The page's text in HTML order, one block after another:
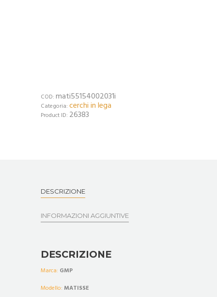
COD: mati55154002031i
Categoria: cerchi in lega
Product ID: 26383
DESCRIZIONE
INFORMAZIONI AGGIUNTIVE
DESCRIZIONE
Marca: GMP
Modello: MATISSE